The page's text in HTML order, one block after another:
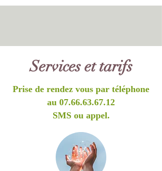
Services et tarifs
Prise de rendez vous par téléphone
au 07.66.63.67.12
SMS ou appel.